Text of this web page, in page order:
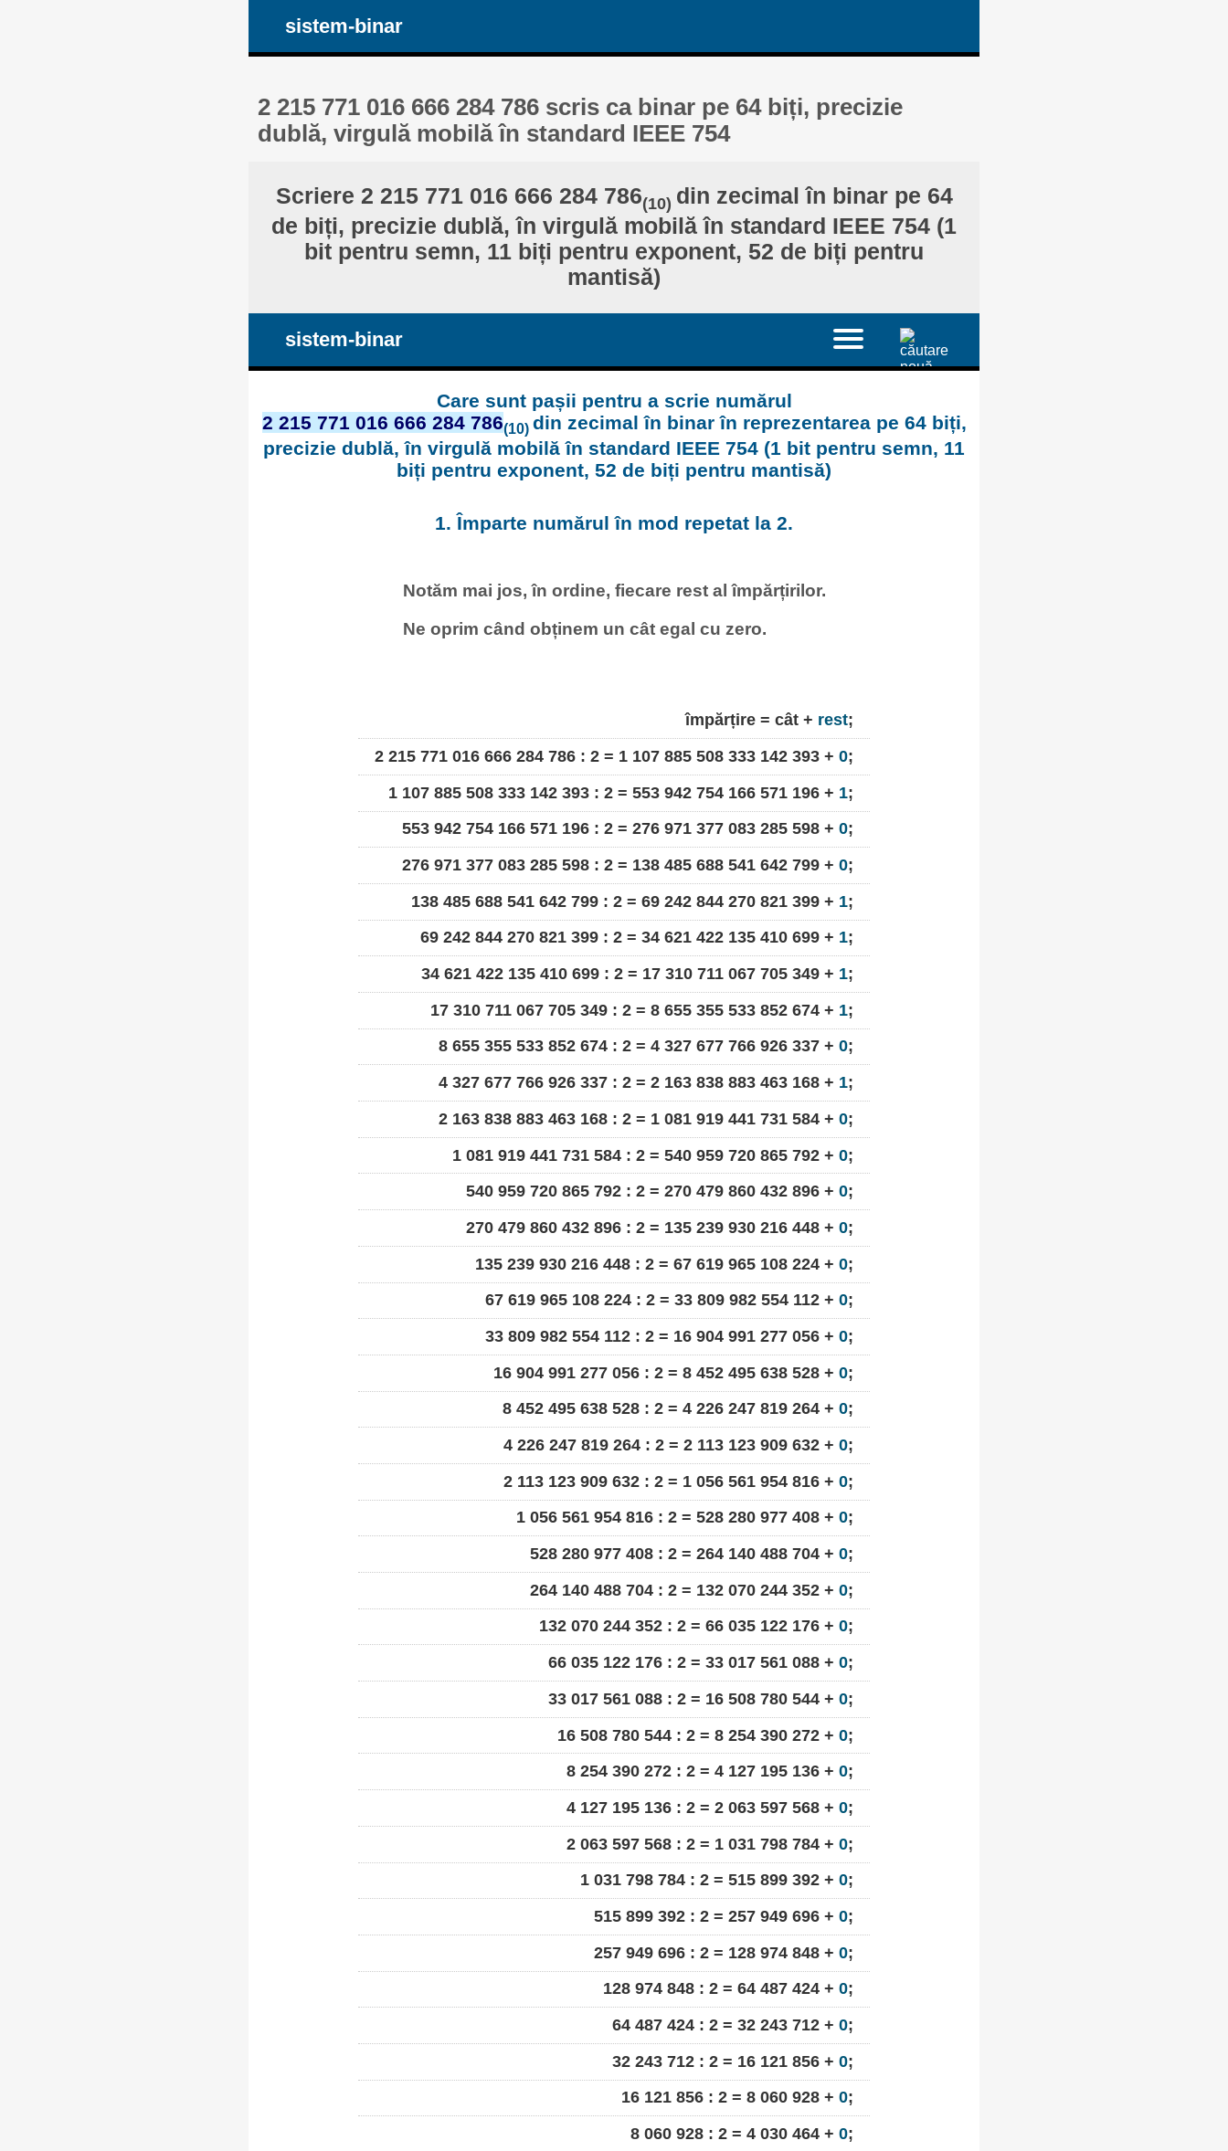
sistem-binar
2 215 771 016 666 284 786 scris ca binar pe 64 biți, precizie
dublă, virgulă mobilă în standard IEEE 754
Scriere 2 215 771 016 666 284 786(10) din zecimal în binar pe 64
de biți, precizie dublă, în virgulă mobilă în standard IEEE 754 (1
bit pentru semn, 11 biți pentru exponent, 52 de biți pentru
mantisă)
sistem-binar
Care sunt pașii pentru a scrie numărul
2 215 771 016 666 284 786(10) din zecimal în binar în reprezentarea pe 64 biți,
precizie dublă, în virgulă mobilă în standard IEEE 754 (1 bit pentru semn, 11
biți pentru exponent, 52 de biți pentru mantisă)
1. Împarte numărul în mod repetat la 2.
Notăm mai jos, în ordine, fiecare rest al împărțirilor.
Ne oprim când obținem un cât egal cu zero.
împărțire = cât + rest;
2 215 771 016 666 284 786 : 2 = 1 107 885 508 333 142 393 + 0;
1 107 885 508 333 142 393 : 2 = 553 942 754 166 571 196 + 1;
553 942 754 166 571 196 : 2 = 276 971 377 083 285 598 + 0;
276 971 377 083 285 598 : 2 = 138 485 688 541 642 799 + 0;
138 485 688 541 642 799 : 2 = 69 242 844 270 821 399 + 1;
69 242 844 270 821 399 : 2 = 34 621 422 135 410 699 + 1;
34 621 422 135 410 699 : 2 = 17 310 711 067 705 349 + 1;
17 310 711 067 705 349 : 2 = 8 655 355 533 852 674 + 1;
8 655 355 533 852 674 : 2 = 4 327 677 766 926 337 + 0;
4 327 677 766 926 337 : 2 = 2 163 838 883 463 168 + 1;
2 163 838 883 463 168 : 2 = 1 081 919 441 731 584 + 0;
1 081 919 441 731 584 : 2 = 540 959 720 865 792 + 0;
540 959 720 865 792 : 2 = 270 479 860 432 896 + 0;
270 479 860 432 896 : 2 = 135 239 930 216 448 + 0;
135 239 930 216 448 : 2 = 67 619 965 108 224 + 0;
67 619 965 108 224 : 2 = 33 809 982 554 112 + 0;
33 809 982 554 112 : 2 = 16 904 991 277 056 + 0;
16 904 991 277 056 : 2 = 8 452 495 638 528 + 0;
8 452 495 638 528 : 2 = 4 226 247 819 264 + 0;
4 226 247 819 264 : 2 = 2 113 123 909 632 + 0;
2 113 123 909 632 : 2 = 1 056 561 954 816 + 0;
1 056 561 954 816 : 2 = 528 280 977 408 + 0;
528 280 977 408 : 2 = 264 140 488 704 + 0;
264 140 488 704 : 2 = 132 070 244 352 + 0;
132 070 244 352 : 2 = 66 035 122 176 + 0;
66 035 122 176 : 2 = 33 017 561 088 + 0;
33 017 561 088 : 2 = 16 508 780 544 + 0;
16 508 780 544 : 2 = 8 254 390 272 + 0;
8 254 390 272 : 2 = 4 127 195 136 + 0;
4 127 195 136 : 2 = 2 063 597 568 + 0;
2 063 597 568 : 2 = 1 031 798 784 + 0;
1 031 798 784 : 2 = 515 899 392 + 0;
515 899 392 : 2 = 257 949 696 + 0;
257 949 696 : 2 = 128 974 848 + 0;
128 974 848 : 2 = 64 487 424 + 0;
64 487 424 : 2 = 32 243 712 + 0;
32 243 712 : 2 = 16 121 856 + 0;
16 121 856 : 2 = 8 060 928 + 0;
8 060 928 : 2 = 4 030 464 + 0;